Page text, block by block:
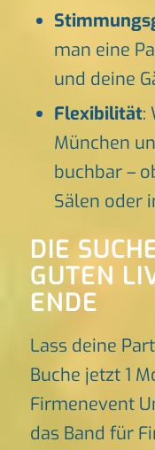
man eine
und deine
Flexibilität:
München
buchbar –
Sälen oder
DIE
GUTEN
ENDE
Lass deine
Buche jetzt 1
Firmenevent
das Band für